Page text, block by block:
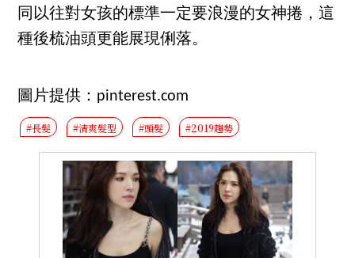
同以往對女孩的標準一定要浪漫的女神捲，這
種後梳油頭更能展現俐落。
圖片提供：pinterest.com
#長髮 #清爽髮型 #頭髮 #2019趨勢